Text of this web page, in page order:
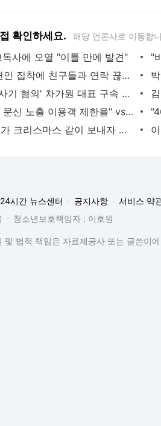
확인하세요. 해당 언론사로 이동합
사에 오열 "이틀 만에 발견"
전현무 "전 연인 집착에 친구들과 연락 끊어"
'300억원대 사기 혐의' 차가원 대표 구속 송치
"한강수영장, 문신 노출 이용객 제한을" vs "출입 막는 건 명백한 차별"
서인영 "환희가 크리스마스 같이 보내자 해" 폭로
24시간 뉴스센터 공지사항
서비스 약
청소년보호책임자 : 이호원
및 법적 책임은 자료제공사 또는 글쓴이